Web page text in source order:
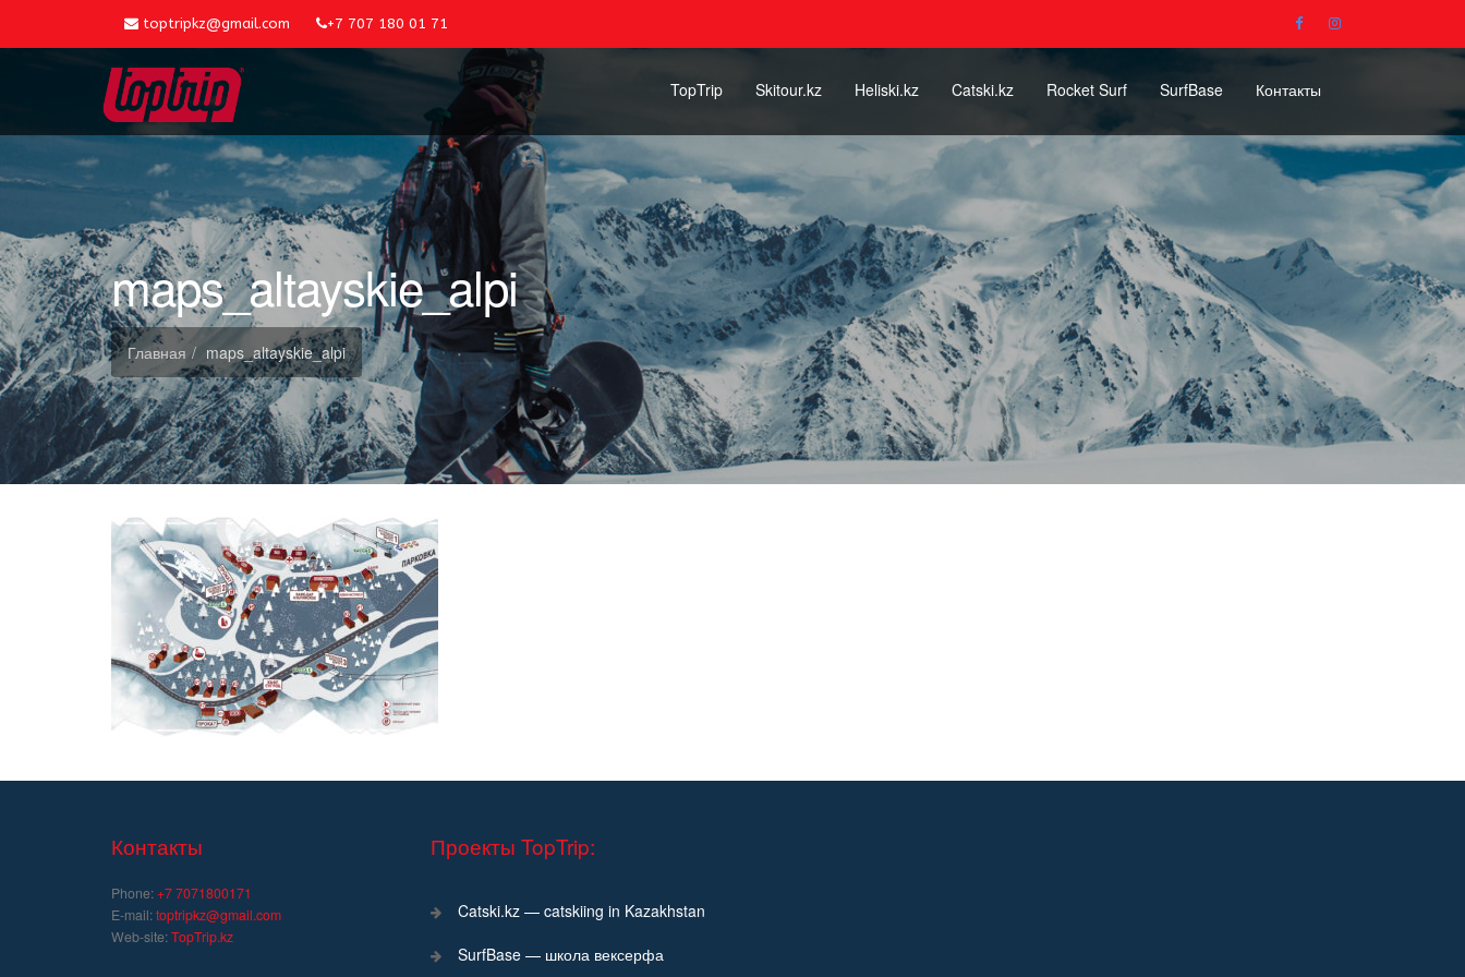
toptripkz@gmail.com +7 707 180 01 71
TopTrip Skitour.kz Heliski.kz Catski.kz Rocket Surf SurfBase Контакты
maps_altayskie_alpi
Главная maps_altayskie_alpi
Контакты
Phone:+7 7071800171
E-mail:toptripkz@gmail.com
Web-site:TopTrip.kz
Проекты TopTrip:
Catski.kz — catskiing in Kazakhstan
SurfBase — школа вексерфа